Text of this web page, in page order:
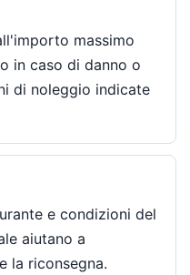
massimo
in caso di danno o
di noleggio indicate
e condizioni del
aiutano a
la riconsegna.